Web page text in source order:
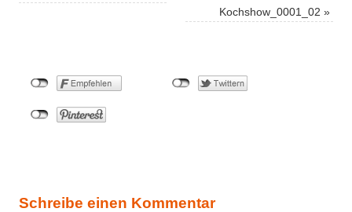
Kochshow_0001_02 »
Schreibe einen Kommentar